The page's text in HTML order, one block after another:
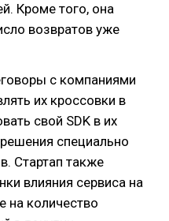
Кроме того, она
возвратов уже
с компаниями
их кроссовки в
свой SDK в их
специально
Стартап также
влияния сервиса на
на количество